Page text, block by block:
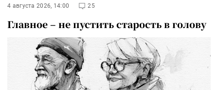
4 августа 2026, 14:00 25
Главное – не пустить старость в голову